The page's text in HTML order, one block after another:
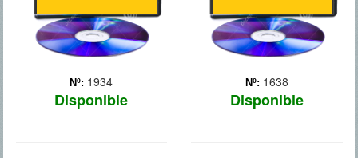
Nº: 1934
Disponible
Nº: 1638
Disponible